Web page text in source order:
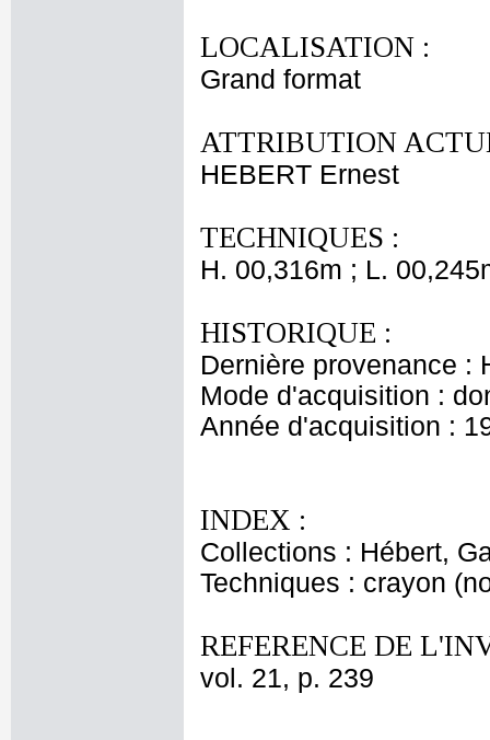
LOCALISATION :
Grand format
ATTRIBUTION
HEBERT Ernest
TECHNIQUES :
H. 00,316m ; L.
HISTORIQUE :
Dernière provenance :
Mode d'acquisition :
Année d'acquisition :
INDEX :
Collections : Hébert,
Techniques : crayon
REFERENCE DE
vol. 21, p. 239